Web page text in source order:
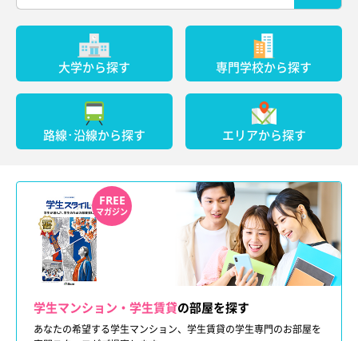
大学から探す 専門学校から探す
路線･沿線から探す エリアから探す
FREE
マガジン
学生マンション・学生賃貸の部屋を探す
あなたの希望する学生マンション、学生賃貸の学生専門のお部屋を